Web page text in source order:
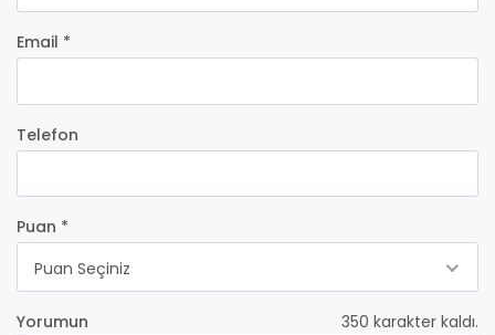
Email *
Telefon
Puan *
Puan Seçiniz
Yorumun 350 karakter kaldı.